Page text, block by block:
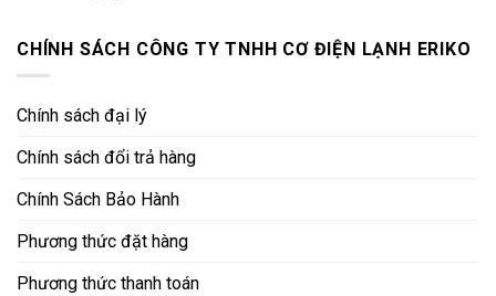
CHÍNH SÁCH CÔNG TY TNHH CƠ ĐIỆN LẠNH ERIKO
Chính sách đại lý
Chính sách đổi trả hàng
Chính Sách Bảo Hành
Phương thức đặt hàng
Phương thức thanh toán